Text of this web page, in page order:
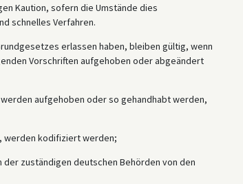
Kaution, sofern die Umstände dies
schnelles Verfahren.
erlassen haben, bleiben gültig, wenn
Vorschriften aufgehoben oder abgeändert
aufgehoben oder so gehandhabt werden,
werden kodifiziert werden;
zuständigen deutschen Behörden von den